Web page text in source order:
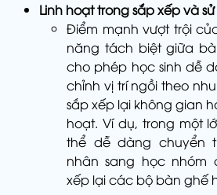
Linh hoạt trong sắp xếp và
Điểm mạnh vượt trội
năng tách biệt giữa
cho phép học sinh dễ
chỉnh vị trí ngồi theo
sắp xếp lại không gian
hoạt. Ví dụ, trong một
thể dễ dàng chuyển
nhân sang học nhóm
xếp lại các bộ bàn ghế